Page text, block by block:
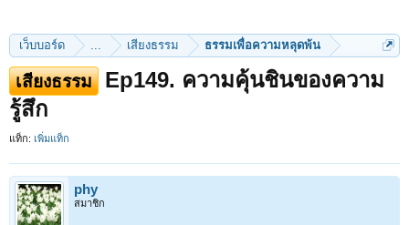
เว็บบอร์ด ... เสียงธรรม ธรรมเพื่อความหลุดพ้น
เสียงธรรม
Ep149. ความคุ้นชินของความ
รู้สึก
แท็ก: เพิ่มแท็ก
phy
สมาชิก